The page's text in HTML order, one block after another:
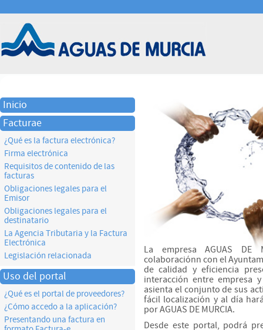
Inicio
Facturae
¿Qué es la factura electrónica?
Firma electrónica
Requisitos de contenido de las
facturas
Obligaciones legales para el
Emisor
Obligaciones legales para el
destinatario
La Agencia Tributaria y la Factura
Electrónica
Legislación relacionada
Uso del portal
¿Qué es el portal de proveedores?
¿Cómo accedo a la aplicación?
Presentando una factura en
La empresa AGUAS DE
colaboraciónn con el
de calidad y eficiencia
interacción entre empresa
asienta el conjunto de sus
fácil localización y al día
por AGUAS DE MURCIA.
Desde este portal, podrá